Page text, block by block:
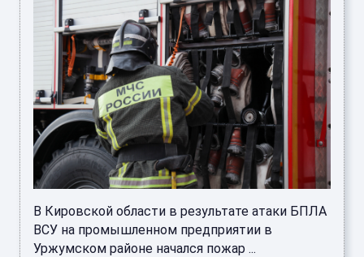
В Кировской области в результате атаки БПЛА
ВСУ на промышленном предприятии в
Уржумском районе начался пожар ...